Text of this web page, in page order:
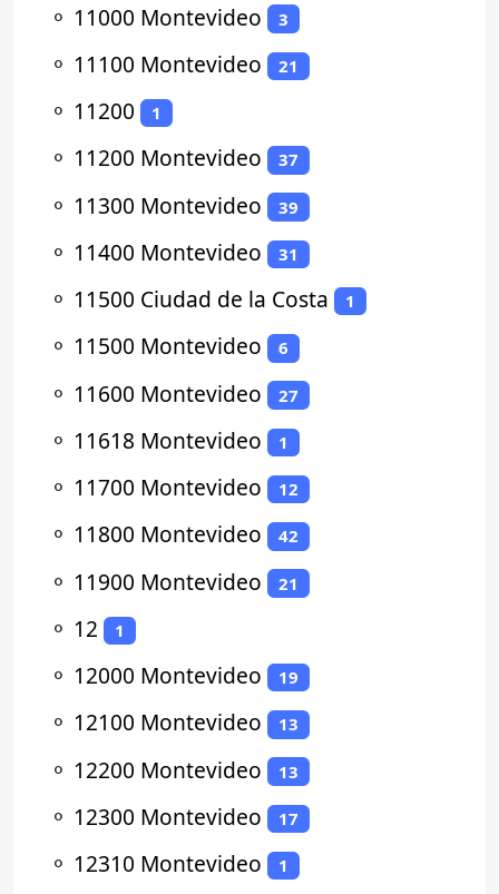
⚬ 11000 Montevideo 3
⚬ 11100 Montevideo 21
⚬ 11200 1
⚬ 11200 Montevideo 37
⚬ 11300 Montevideo 39
⚬ 11400 Montevideo 31
⚬ 11500 Ciudad de la Costa 1
⚬ 11500 Montevideo 6
⚬ 11600 Montevideo 27
⚬ 11618 Montevideo 1
⚬ 11700 Montevideo 12
⚬ 11800 Montevideo 42
⚬ 11900 Montevideo 21
⚬ 12 1
⚬ 12000 Montevideo 19
⚬ 12100 Montevideo 13
⚬ 12200 Montevideo 13
⚬ 12300 Montevideo 17
⚬ 12310 Montevideo 1